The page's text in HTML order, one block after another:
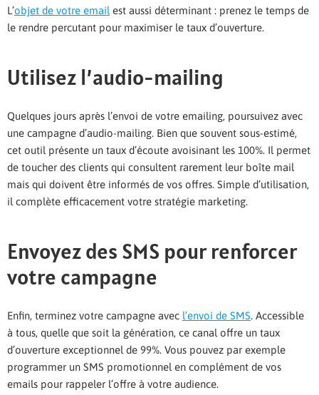
L’objet de votre email est aussi déterminant : prenez le temps de
le rendre percutant pour maximiser le taux d’ouverture.
Utilisez l’audio-mailing
Quelques jours après l’envoi de votre emailing, poursuivez avec
une campagne d’audio-mailing. Bien que souvent sous-estimé,
cet outil présente un taux d’écoute avoisinant les 100%. Il permet
de toucher des clients qui consultent rarement leur boîte mail
mais qui doivent être informés de vos offres. Simple d’utilisation,
il complète efficacement votre stratégie marketing.
Envoyez des SMS pour renforcer
votre campagne
Enfin, terminez votre campagne avec l’envoi de SMS. Accessible
à tous, quelle que soit la génération, ce canal offre un taux
d’ouverture exceptionnel de 99%. Vous pouvez par exemple
programmer un SMS promotionnel en complément de vos
emails pour rappeler l’offre à votre audience.